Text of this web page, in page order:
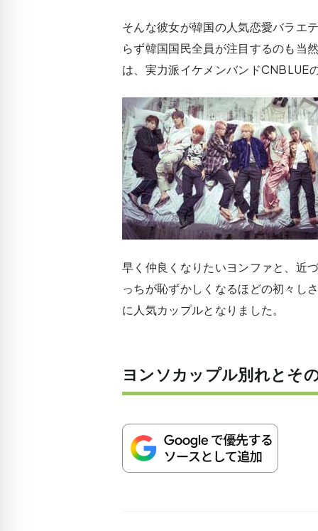
そんな彼女が韓国の人気恋愛バラエ
らず韓国国民全員が注目するのも当
は、実力派イケメンバンドCNBLUE
早く仲良くなりたいヨンファと、近
っちが恥ずかしくなるほどの初々し
に人気カップルとなりました。
ヨンソカップル別れとそ